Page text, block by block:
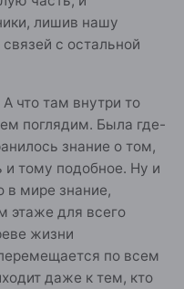
лишив нашу
с остальной
что там внутри то
поглядим. Была где-
знание о том,
и тому подобное. Ну и
в мире знание,
этаже для всего
жизни
по всем
даже к тем, кто